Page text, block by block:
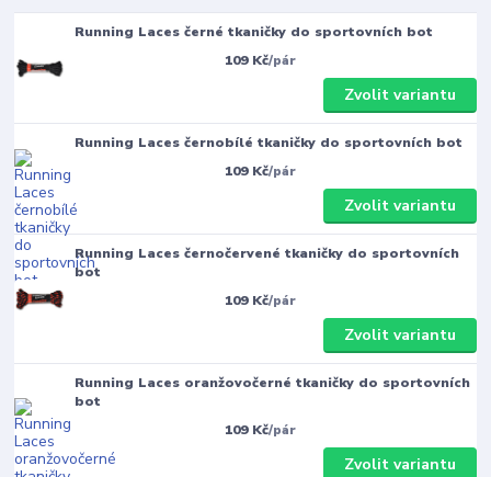
Running Laces černé tkaničky do sportovních bot
109 Kč/pár
Zvolit variantu
Running Laces černobílé tkaničky do sportovních bot
109 Kč/pár
Zvolit variantu
Running Laces černočervené tkaničky do sportovních
bot
109 Kč/pár
Zvolit variantu
Running Laces oranžovočerné tkaničky do sportovních
bot
109 Kč/pár
Zvolit variantu